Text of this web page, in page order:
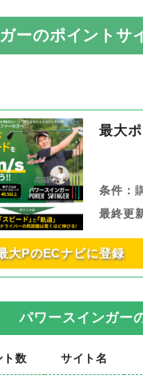
ーのポイントサ
最大
条件：
最終更
大PのECナビに登録
パワースインガー
ト数 サイト名